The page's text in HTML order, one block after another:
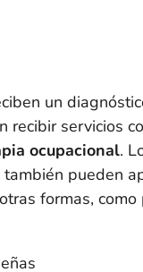
un
recibir servicios
ocupacional.
pueden
formas,